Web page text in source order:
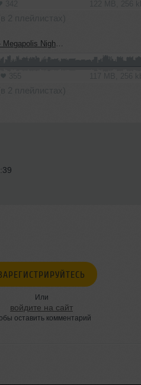
Night 30.06.2026
Или
войдите на сайт
оставить комментарий